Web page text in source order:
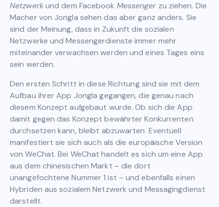
Netzwerkund dem Facebook Messenger zu ziehen. Die
Macher von Jongla sehen das aber ganz anders. Sie
sind der Meinung, dass in Zukunft die sozialen
Netzwerke und Messengerdienste immer mehr
miteinander verwachsen werden und eines Tages eins
sein werden.
Den ersten Schritt in diese Richtung sind sie mit dem
Aufbau ihrer App Jongla gegangen, die genau nach
diesem Konzept aufgebaut wurde. Ob sich die App
damit gegen das Konzept bewährter Konkurrenten
durchsetzen kann, bleibt abzuwarten. Eventuell
manifestiert sie sich auch als die europäische Version
von WeChat. Bei WeChat handelt es sich um eine App
aus dem chinesischen Markt – die dort
unangefochtene Nummer 1 ist – und ebenfalls einen
Hybriden aus sozialem Netzwerk und Messagingdienst
darstellt.